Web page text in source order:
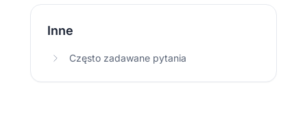
Inne
Często zadawane pytania